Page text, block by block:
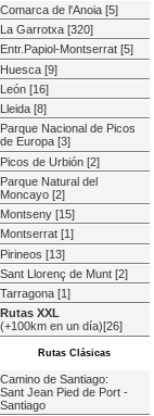
Comarca de l'Anoia [5]
La Garrotxa [320]
Entr.Papiol-Montserrat [5]
Huesca [9]
León [16]
Lleida [8]
Parque Nacional de Picos
de Europa [3]
Picos de Urbión [2]
Parque Natural del
Moncayo [2]
Montseny [15]
Montserrat [1]
Pirineos [13]
Sant Llorenç de Munt [2]
Tarragona [1]
Rutas XXL
(+100km en un día)[26]
Rutas Clásicas
Camino de Santiago:
Sant Jean Pied de Port -
Santiago